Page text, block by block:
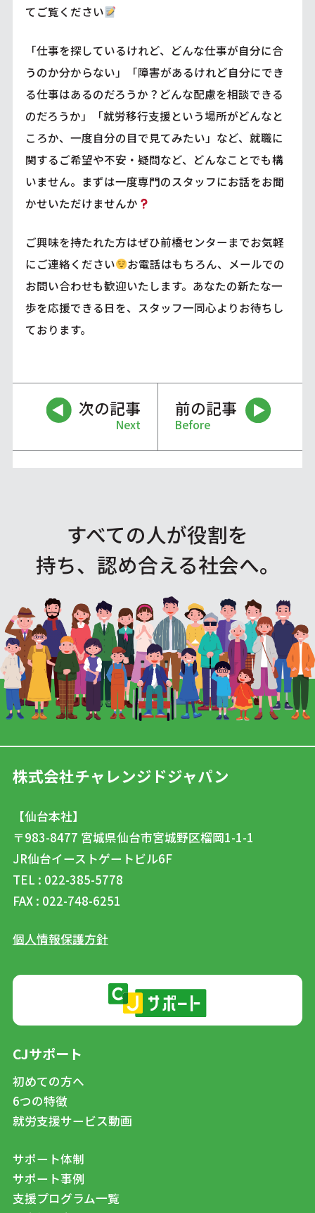
てご覧ください
「仕事を探しているけれど、どんな仕事が自分に合
うのか分からない」「障害があるけれど自分にでき
る仕事はあるのだろうか？どんな配慮を相談できる
のだろうか」「就労移行支援という場所がどんなと
ころか、一度自分の目で見てみたい」など、就職に
関するご希望や不安・疑問など、どんなことでも構
いません。まずは一度専門のスタッフにお話をお聞
かせいただけませんか
ご興味を持たれた方はぜひ前橋センターまでお気軽
にご連絡ください
お電話はもちろん、メールでの
お問い合わせも歓迎いたします。あなたの新たな一
歩を応援できる日を、スタッフ一同心よりお待ちし
ております。
次の記事
Next
前の記事
Before
すべての人が役割を
持ち、認め合える社会へ。
株式会社チャレンジドジャパン
【仙台本社】
〒983-8477 宮城県仙台市宮城野区榴岡1-1-1
JR仙台イーストゲートビル6F
TEL : 022-385-5778
FAX : 022-748-6251
個人情報保護方針
CJサポート
初めての方へ
6つの特徴
就労支援サービス動画
サポート体制
サポート事例
支援プログラム一覧